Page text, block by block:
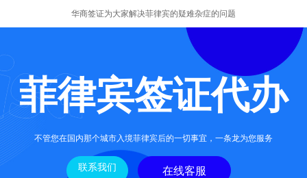
华商签证为大家解决菲律宾的疑难杂症的问题
菲律宾签证代办
不管您在国内那个城市入境菲律宾后的一切事宜，一条龙为您服务
联系我们 在线客服